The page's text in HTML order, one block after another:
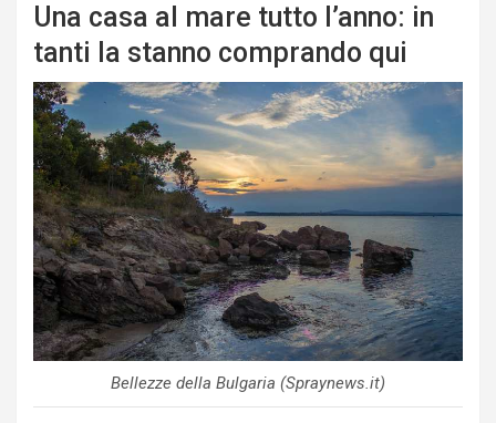
Una casa al mare tutto l’anno: in
tanti la stanno comprando qui
Bellezze della Bulgaria (Spraynews.it)